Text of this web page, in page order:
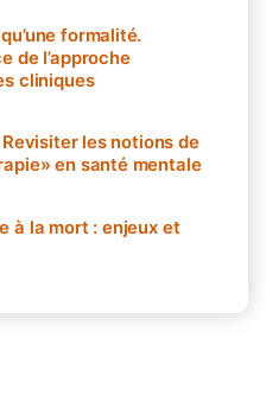
formalité.
de l’approche
cliniques
les notions de
en santé mentale
à la mort : enjeux et